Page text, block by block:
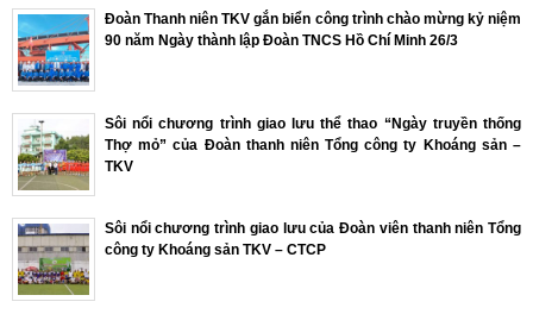
Đoàn Thanh niên TKV gắn biển công trình chào mừng kỷ niệm
90 năm Ngày thành lập Đoàn TNCS Hồ Chí Minh 26/3
Sôi nổi chương trình giao lưu thể thao “Ngày truyền thống
Thợ mỏ” của Đoàn thanh niên Tổng công ty Khoáng sản –
TKV
Sôi nổi chương trình giao lưu của Đoàn viên thanh niên Tổng
công ty Khoáng sản TKV – CTCP